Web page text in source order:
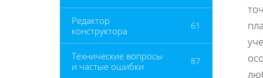
Редактор
конструктора
61
Технические вопросы
и частые ошибки
87